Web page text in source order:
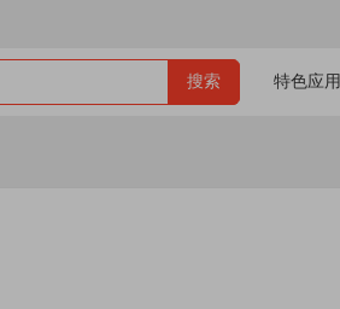
搜索 特色应用